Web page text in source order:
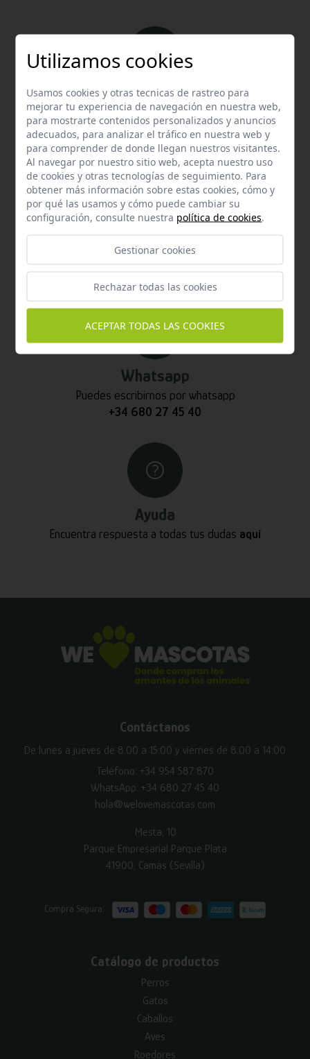
Email
Contacta con nosotros vía email
hola@welovemascotas.com
Contacta con nosotros a través del teléfono
Whatsapp
Puedes escribirnos por whatsapp
+34 680 27 45 40
Ayuda
Encuentra respuesta a todas tus dudas aquí
Contáctanos
De lunes a jueves de 8:00 a 15:00 y viernes de 8:00 a 14:00
Teléfono: +34 954 587 870
WhatsApp: +34 680 27 45 40
hola@welovemascotas.com
Mesta, 10
Parque Empresarial Parque Plata
41900, Camas (Sevilla)
Compra Segura:
Catálogo de productos
Perros
Gatos
Caballos
Aves
Roedores
Utilizamos cookies
Usamos cookies y otras tecnicas de rastreo para
mejorar tu experiencia de navegación en nuestra web,
para mostrarte contenidos personalizados y anuncios
adecuados, para analizar el tráfico en nuestra web y
para comprender de donde llegan nuestros visitantes.
Al navegar por nuestro sitio web, acepta nuestro uso
de cookies y otras tecnologías de seguimiento. Para
obtener más información sobre estas cookies, cómo y
por qué las usamos y cómo puede cambiar su
configuración, consulte nuestra política de cookies.
Gestionar cookies
Rechazar todas las cookies
ACEPTAR TODAS LAS COOKIES